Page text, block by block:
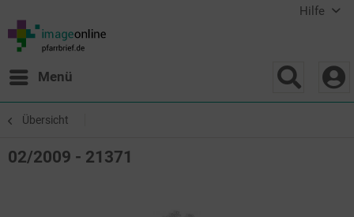
Hilfe
Menü
Übersicht
02/2009 - 21371